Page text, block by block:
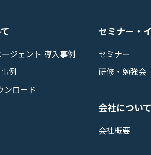
ジェント 導入事例
例
ンロード
セミナー・
セミナー
研修・勉強会
会社につい
会社概要